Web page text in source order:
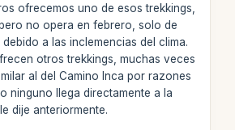
ofrecemos uno de esos trekkings,
no opera en febrero, solo de
a las inclemencias del clima.
otros trekkings, muchas veces
al del Camino Inca por razones
ninguno llega directamente a la
dije anteriormente.